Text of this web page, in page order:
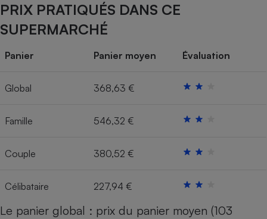
PRIX PRATIQUÉS DANS CE
SUPERMARCHÉ
Panier Panier moyen Évaluation
Global 368,63 €
Famille 546,32 €
Couple 380,52 €
Célibataire 227,94 €
Le panier global : prix du panier moyen (103